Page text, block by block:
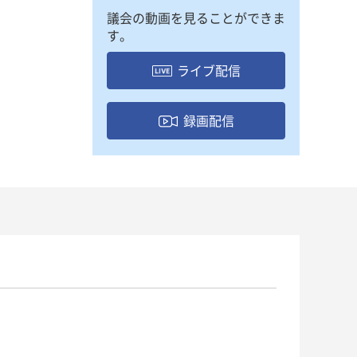
議会の動画を見ることができま
す。
ライブ配信
録画配信